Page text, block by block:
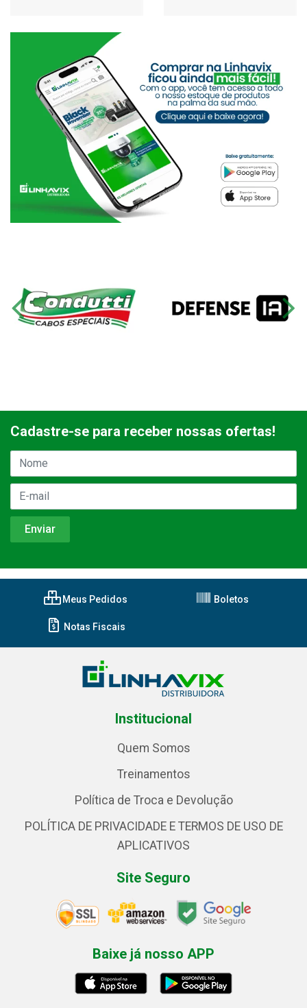
Cadastre-se para receber nossas ofertas!
Meus Pedidos Boletos
Notas Fiscais
Institucional
Quem Somos
Treinamentos
Política de Troca e Devolução
POLÍTICA DE PRIVACIDADE E TERMOS DE USO DE
APLICATIVOS
Site Seguro
Baixe já nosso APP